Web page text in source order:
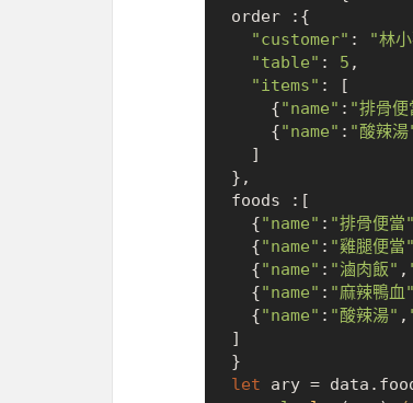
order :{
"customer" : "林
"table" : 5 ,
"items" : [
    {
"name" : "排骨便
    {
"name" : "酸辣
},
foods :[
  {
"name" : "排骨便當"
  {
"name" : "雞腿便當"
  {
"name" : "滷肉飯" ,
  {
"name" : "麻辣鴨血"
  {
"name" : "酸辣湯" ,
]
let ary = data.